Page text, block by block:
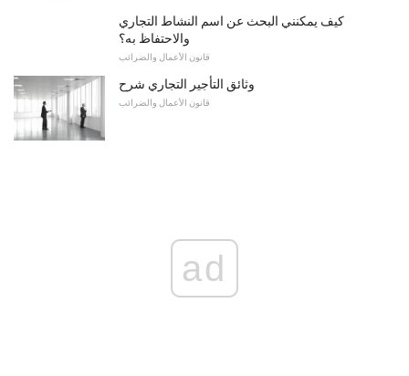
كيف يمكنني البحث عن اسم النشاط التجاري
والاحتفاظ به؟
قانون الأعمال والضرائب
وثائق التأجير التجاري شرح
قانون الأعمال والضرائب
ad